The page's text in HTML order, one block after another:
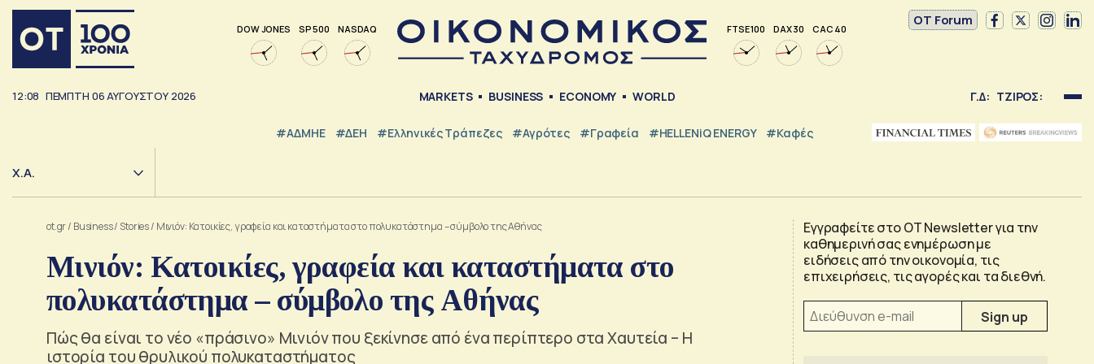
DOW JONES SP 500 NASDAQ FTSE 100 DAX 30 CAC 40
OT Forum
12:08 ΠΕΜΠΤΗ 06ΑΥΓΟΥΣΤΟΥ 2026 MARKETS BUSINESS ECONOMY WORLD Γ.Δ: ΤΖΙΡΟΣ:
#ΑΔΜΗΕ #ΔΕΗ #ελληνικές Τράπεζες #Αγρότες #Γραφεία #HELLENiQ ENERGY #καφές
Χ.Α.
ot.gr/ Business/ Stories/ Μινιόν: Κατοικίες, γραφεία και καταστήματα στο πολυκατάστημα – σύμβολο της Αθήνας
Μινιόν: Κατοικίες, γραφεία και καταστήματα στο
πολυκατάστημα – σύμβολο της Αθήνας
Πώς θα είναι το νέο «πράσινο» Μινιόν που ξεκίνησε από ένα περίπτερο στα Χαυτεία – Η
ιστορία του θρυλικού πολυκαταστήματος
Εγγραφείτε στο OT Newsletter για την
καθημερινή σας ενημέρωση με
ειδήσεις από την οικονομία, τις
επιχειρήσεις, τις αγορές και τα διεθνή.